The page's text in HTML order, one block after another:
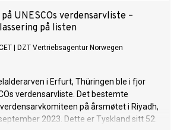
UNESCOs verdensarvliste –
på listen
DZT Vertriebsagentur Norwegen
i Erfurt, Thüringen ble i fjor
verdensarvliste. Det bestemte
på årsmøtet i Riyadh,
2023. Dette er Tyskland sitt 52.